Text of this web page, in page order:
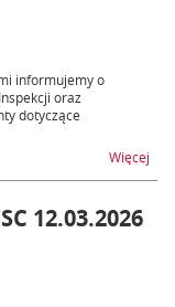
informujemy o
oraz
dotyczące
Więcej
12.03.2026